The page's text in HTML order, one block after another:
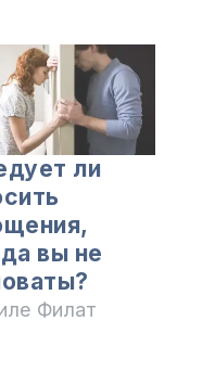
ли
вы не
Филат